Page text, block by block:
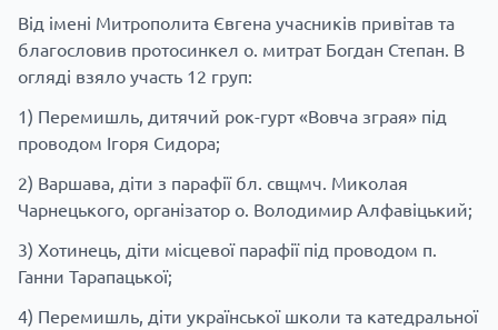
Від імені Митрополита Євгена учасників привітав та
благословив протосинкел о. митрат Богдан Степан. В
огляді взяло участь 12 груп:
1) Перемишль, дитячий рок-гурт «Вовча зграя» під
проводом Ігоря Сидора;
2) Варшава, діти з парафії бл. свщмч. Миколая
Чарнецького, організатор о. Володимир Алфавіцький;
3) Хотинець, діти місцевої парафії під проводом п.
Ганни Тарапацької;
4) Перемишль, діти української школи та катедральної